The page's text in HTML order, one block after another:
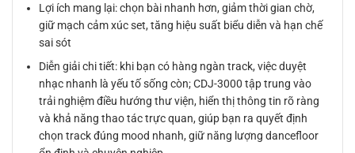
Lợi ích mang lại: chọn bài nhanh hơn, giảm thời gian chờ,
giữ mạch cảm xúc set, tăng hiệu suất biểu diễn và hạn chế
sai sót
Diễn giải chi tiết: khi bạn có hàng ngàn track, việc duyệt
nhạc nhanh là yếu tố sống còn; CDJ-3000 tập trung vào
trải nghiệm điều hướng thư viện, hiển thị thông tin rõ ràng
và khả năng thao tác trực quan, giúp bạn ra quyết định
chọn track đúng mood nhanh, giữ năng lượng dancefloor